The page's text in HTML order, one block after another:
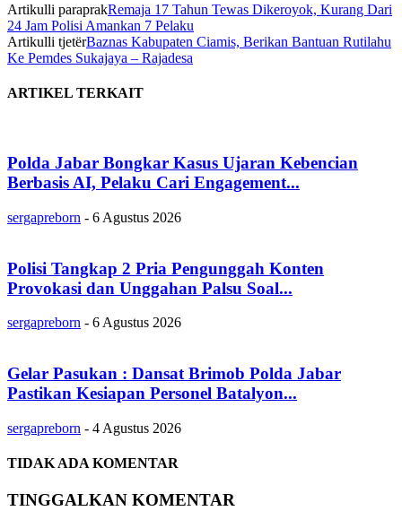
Artikulli paraprakRemaja 17 Tahun Tewas Dikeroyok, Kurang Dari
24 Jam Polisi Amankan 7 Pelaku
Artikulli tjetërBaznas Kabupaten Ciamis, Berikan Bantuan Rutilahu
Ke Pemdes Sukajaya – Rajadesa
ARTIKEL TERKAIT
Polda Jabar Bongkar Kasus Ujaran Kebencian
Berbasis AI, Pelaku Cari Engagement...
sergapreborn - 6 Agustus 2026
Polisi Tangkap 2 Pria Pengunggah Konten
Provokasi dan Unggahan Palsu Soal...
sergapreborn - 6 Agustus 2026
Gelar Pasukan : Dansat Brimob Polda Jabar
Pastikan Kesiapan Personel Batalyon...
sergapreborn - 4 Agustus 2026
TIDAK ADA KOMENTAR
TINGGALKAN KOMENTAR